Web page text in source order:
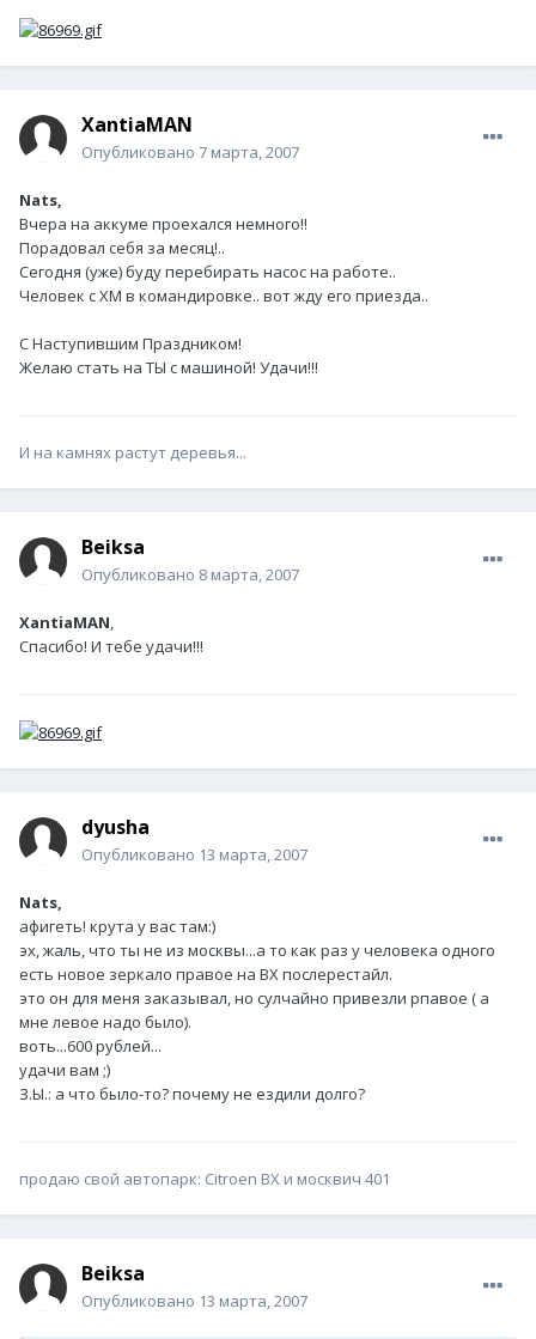
XantiaMAN
Опубликовано 7 марта, 2007
Nats,
Вчера на аккуме проехался немного!!
Порадовал себя за месяц!..
Сегодня (уже) буду перебирать насос на работе..
Человек с ХМ в командировке.. вот жду его приезда..
С Наступившим Праздником!
Желаю стать на ТЫ с машиной! Удачи!!!
И на камнях растут деревья...
Beiksa
Опубликовано 8 марта, 2007
XantiaMAN
Спасибо! И тебе удачи!!!
dyusha
Опубликовано 13 марта, 2007
Nats,
афигеть! крута у вас там:)
эх, жаль, что ты не из москвы...а то как раз у человека одного
есть новое зеркало правое на ВХ послерестайл.
это он для меня заказывал, но сулчайно привезли рпавое ( а
мне левое надо было).
воть...600 рублей...
удачи вам ;)
З.Ы.: а что было-то? почему не ездили долго?
продаю свой автопарк: Citroen BX и москвич 401
Beiksa
Опубликовано 13 марта, 2007